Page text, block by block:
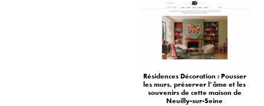
Résidences Décoration : Pousser
les murs, préserver l’âme et les
souvenirs de cette maison de
Neuilly-sur-Seine